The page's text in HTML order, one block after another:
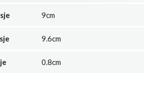
9cm
9.6cm
0.8cm